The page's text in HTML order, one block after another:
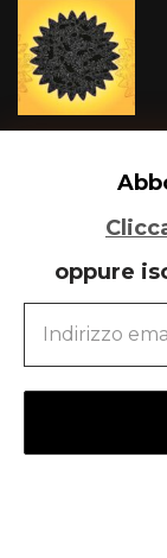
oppure
Un glitch